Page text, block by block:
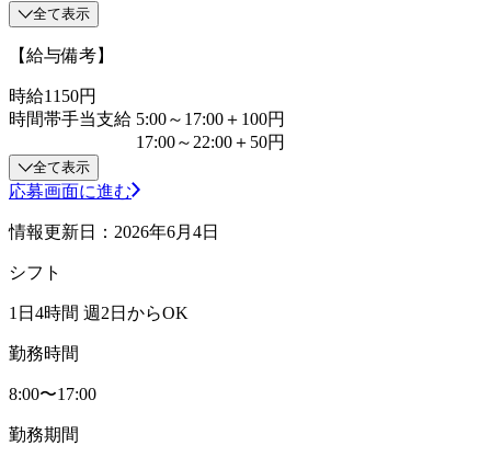
全て表示
【給与備考】
時給1150円
時間帯手当支給 5:00～17:00＋100円
17:00～22:00＋50円
全て表示
応募画面に進む
情報更新日：2026年6月4日
シフト
1日4時間 週2日からOK
勤務時間
8:00〜17:00
勤務期間